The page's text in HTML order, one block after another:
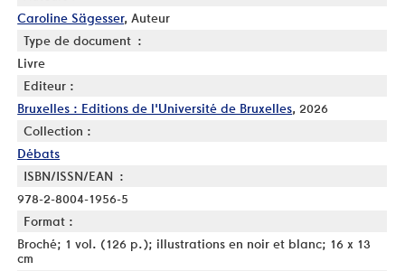
Caroline Sägesser, Auteur
Type de document :
Livre
Editeur :
Bruxelles : Editions de l'Université de Bruxelles, 2026
Collection :
Débats
ISBN/ISSN/EAN :
978-2-8004-1956-5
Format :
Broché; 1 vol. (126 p.); illustrations en noir et blanc; 16 x 13
cm